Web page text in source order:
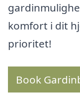
komfort i dit
prioritet!
Book